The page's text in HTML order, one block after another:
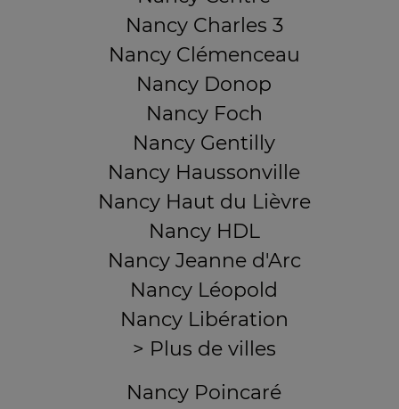
Nancy Charles 3
Nancy Clémenceau
Nancy Donop
Nancy Foch
Nancy Gentilly
Nancy Haussonville
Nancy Haut du Lièvre
Nancy HDL
Nancy Jeanne d'Arc
Nancy Léopold
Nancy Libération
> Plus de villes
Nancy Poincaré